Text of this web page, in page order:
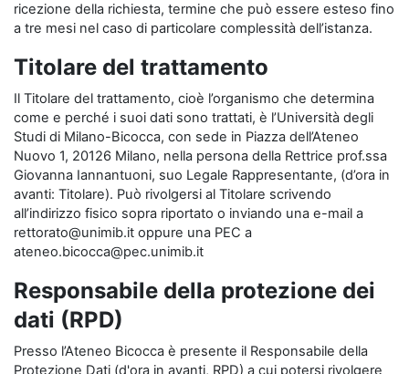
ricezione della richiesta, termine che può essere esteso fino
a tre mesi nel caso di particolare complessità dell’istanza.
Titolare del trattamento
Il Titolare del trattamento, cioè l’organismo che determina
come e perché i suoi dati sono trattati, è l’Università degli
Studi di Milano-Bicocca, con sede in Piazza dell’Ateneo
Nuovo 1, 20126 Milano, nella persona della Rettrice prof.ssa
Giovanna Iannantuoni, suo Legale Rappresentante, (d’ora in
avanti: Titolare). Può rivolgersi al Titolare scrivendo
all’indirizzo fisico sopra riportato o inviando una e-mail a
rettorato@unimib.it oppure una PEC a
ateneo.bicocca@pec.unimib.it
Responsabile della protezione dei
dati (RPD)
Presso l’Ateneo Bicocca è presente il Responsabile della
Protezione Dati (d'ora in avanti, RPD) a cui potersi rivolgere